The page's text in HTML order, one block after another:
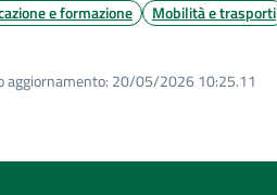
e formazione Mobilità e trasporti
aggiornamento: 20/05/2026 10:25.11